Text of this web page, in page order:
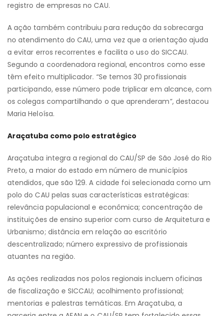
registro de empresas no CAU.
A ação também contribuiu para redução da sobrecarga
no atendimento do CAU, uma vez que a orientação ajuda
a evitar erros recorrentes e facilita o uso do SICCAU.
Segundo a coordenadora regional, encontros como esse
têm efeito multiplicador. “Se temos 30 profissionais
participando, esse número pode triplicar em alcance, com
os colegas compartilhando o que aprenderam”, destacou
Maria Heloísa.
Araçatuba como polo estratégico
Araçatuba integra a regional do CAU/SP de São José do Rio
Preto, a maior do estado em número de municípios
atendidos, que são 129. A cidade foi selecionada como um
polo do CAU pelas suas características estratégicas:
relevância populacional e econômica; concentração de
instituições de ensino superior com curso de Arquitetura e
Urbanismo; distância em relação ao escritório
descentralizado; número expressivo de profissionais
atuantes na região.
As ações realizadas nos polos regionais incluem oficinas
de fiscalização e SICCAU; acolhimento profissional;
mentorias e palestras temáticas. Em Araçatuba, a